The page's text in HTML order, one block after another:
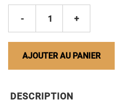
- 1 +
AJOUTER AU PANIER
DESCRIPTION